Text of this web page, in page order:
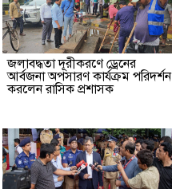
জলাবদ্ধতা দূরীকরণে ড্রেনের
আর্বজনা অপসারণ কার্যক্রম পরিদর্শন
করলেন রাসিক প্রশাসক